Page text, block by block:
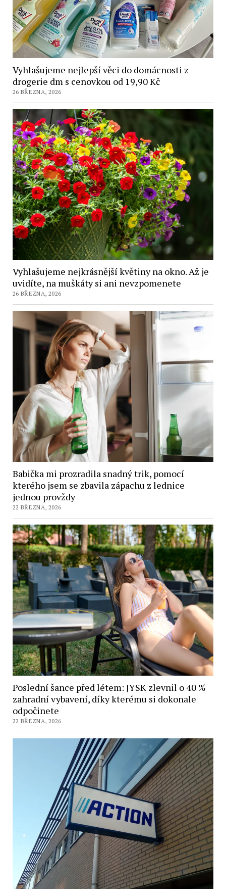
Vyhlašujeme nejlepší věci do domácnosti z
drogerie dm s cenovkou od 19,90 Kč
26 BŘEZNA, 2026
Vyhlašujeme nejkrásnější květiny na okno. Až je
uvidíte, na muškáty si ani nevzpomenete
26 BŘEZNA, 2026
Babička mi prozradila snadný trik, pomocí
kterého jsem se zbavila zápachu z lednice
jednou provždy
22 BŘEZNA, 2026
Poslední šance před létem: JYSK zlevnil o 40 %
zahradní vybavení, díky kterému si dokonale
odpočinete
22 BŘEZNA, 2026